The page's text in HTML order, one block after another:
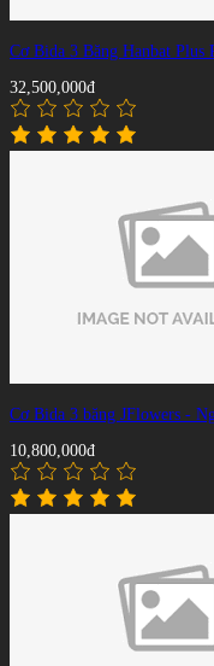
Cơ Bida 3 Băng Hanbat Plus
32,500,000đ
Cơ Bida 3 băng JFlowers -
10,800,000đ